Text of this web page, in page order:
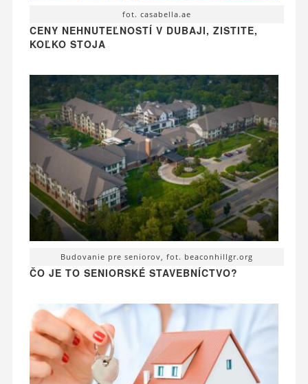
fot. casabella.ae
CENY NEHNUTEĽNOSTÍ V DUBAJI, ZISTITE,
KOĽKO STOJA
Budovanie pre seniorov, fot. beaconhillgr.org
ČO JE TO SENIORSKÉ STAVEBNÍCTVO?